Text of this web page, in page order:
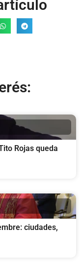
Rojas queda
ciudades,